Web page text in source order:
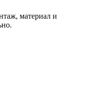
материал и